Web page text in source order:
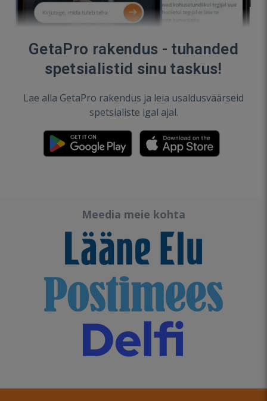
GetaPro rakendus - tuhanded
spetsialistid sinu taskus!
Lae alla GetaPro rakendus ja leia usaldusväärseid
spetsialiste igal ajal.
Meedia meie kohta